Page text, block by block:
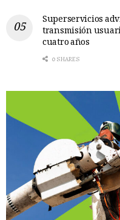
Superservicios
transmisión
cuatro años
0 SHARES